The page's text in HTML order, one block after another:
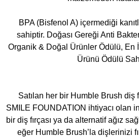
BPA (Bisfenol A) içermediği
sahiptir. Doğası Gereği Anti
Organik & Doğal Ürünler Ödülü, En
Ürünü Ödülü
Satılan her bir Humble Brush diş
SMILE FOUNDATION ihtiyacı olan
bir diş fırçası ya da alternatif ağız
eğer Humble Brush’la dişlerinizi